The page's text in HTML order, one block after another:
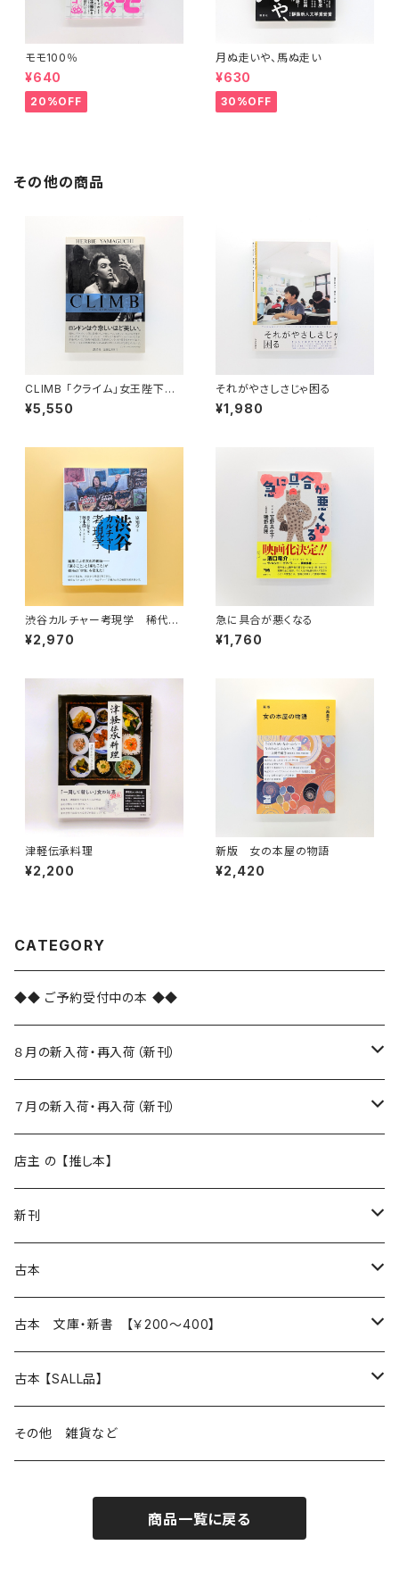
モモ100％
¥640
20%OFF
月ぬ走いや、馬ぬ走い
¥630
30%OFF
その他の商品
CLIMB 「クライム」女王陛下の
ロンドン
¥5,550
それがやさしさじゃ困る
¥1,980
渋谷カルチャー考現学 稀代の
編集家・橋本徹(SUBURBIA)ラ
イフ・ヒストリー
¥2,970
急に具合が悪くなる
¥1,760
津軽伝承料理
¥2,200
新版 女の本屋の物語
¥2,420
CATEGORY
◆◆ ご予約受付中の本 ◆◆
８月の新入荷・再入荷（新刊）
新入荷
再入荷
７月の新入荷・再入荷（新刊）
新入荷
再入荷
店主 の 【推し本】
新刊
本 の あれこれ
読書のこと
本屋のこと
文芸
近代小説 エッセイ 戯曲（日本人作家）
現代小説 エッセイ 戯曲（日本人作家）
現代小説 エッセイ 戯曲（外国人作家）
日々 の できこと
日常の 風景 群像
生き方 ライフスタイル
人生 生き方 について考える
食べ物 料理
古本
本 の あれこれ
読書のこと
本屋のこと
日本文学
小説 エッセイ 戯曲（日本人作家）
海外文学
詩（外国人作家）
日常の 風景 群像
生き方 ライフスタイル
古本 文庫・新書 【￥200～400】
日本文学
小説 エッセイ 戯曲
海外文学
古本 【SALL品】
20％OFF
その他 雑貨など
商品一覧に戻る